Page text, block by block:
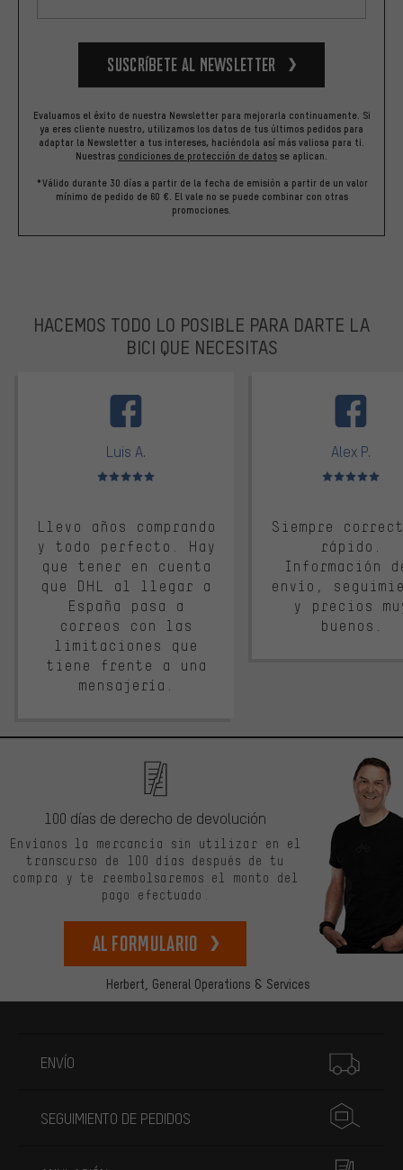
Suscríbete al newsletter
Evaluamos el éxito de nuestra Newsletter para mejorarla continuamente. Si
ya eres cliente nuestro, utilizamos los datos de tus últimos pedidos para
adaptar la Newsletter a tus intereses, haciéndola así más valiosa para ti.
Nuestras condiciones de protección de datos se aplican.
*Válido durante 30 días a partir de la fecha de emisión a partir de un valor
mínimo de pedido de 60 €. El vale no se puede combinar con otras
promociones.
HACEMOS TODO LO POSIBLE PARA DARTE LA
BICI QUE NECESITAS
Luis A.
Valoración media: 5 de 5
Llevo años comprando
y todo perfecto. Hay
que tener en cuenta
que DHL al llegar a
España pasa a
correos con las
limitaciones que
tiene frente a una
mensajería.
Alex P.
Valoración
Siempre
rápido.
Información
envío,
y precios
buenos.
Herbert, General Operations & Services
100 días de derecho de devolución
Envíanos la mercancía sin utilizar en el
transcurso de 100 días después de tu
compra y te reembolsaremos el monto del
pago efectuado.
Al formulario
ENVÍO
SEGUIMIENTO DE PEDIDOS